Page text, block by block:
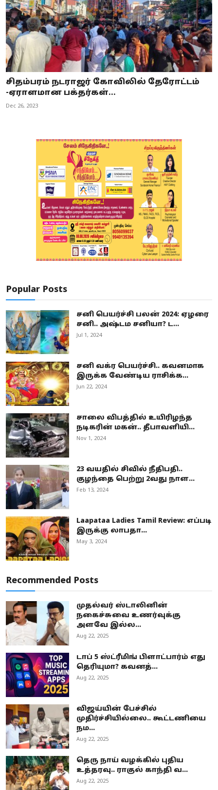
சிதம்பரம் நடராஜர் கோவிலில் தேரோட்டம்
-ஏராளமான பக்தர்கள்...
Dec 26, 2023
Popular Posts
சனி பெயர்ச்சி பலன் 2024: ஏழரை
சனி.. அஷ்டம சனியா? ட...
Jul 1, 2024
சனி வக்ர பெயர்ச்சி.. கவனமாக
இருக்க வேண்டிய ராசிக்க...
Jun 22, 2024
சாலை விபத்தில் உயிரிழந்த
நடிகரின் மகன்.. தீபாவளியி...
Nov 1, 2024
23 வயதில் சிவில் நீதிபதி..
குழந்தை பெற்று 2வது நாள...
Feb 13, 2024
Laapataa Ladies Tamil Review: எப்படி
இருக்கு லாபதா...
May 3, 2024
Recommended Posts
முதல்வர் ஸ்டாலினின்
நகைச்சுவை உணர்வுக்கு
அளவே இல்ல...
Aug 22, 2025
டாப் 5 ஸ்ட்ரீமிங் பிளாட்பார்ம் எது
தெரியுமா? கவனத்...
Aug 22, 2025
விஜய்யின் பேச்சில்
முதிர்ச்சியில்லை.. கூட்டணியை
நம...
Aug 22, 2025
தெரு நாய் வழக்கில் புதிய
உத்தரவு.. ராகுல் காந்தி வ...
Aug 22, 2025